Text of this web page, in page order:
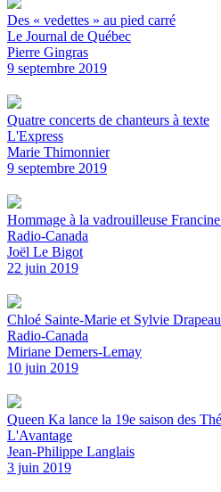
Des « vedettes » au pied carré
Le Journal de Québec
Pierre Gingras
9 septembre 2019
Quatre concerts de chanteurs à texte
L'Express
Marie Thimonnier
9 septembre 2019
Hommage à la vadrouilleuse
Radio-Canada
Joël Le Bigot
22 juin 2019
Chloé Sainte-Marie et Sylvie
Radio-Canada
Miriane Demers-Lemay
10 juin 2019
Queen Ka lance la 19e saison des
L'Avantage
Jean-Philippe Langlais
3 juin 2019